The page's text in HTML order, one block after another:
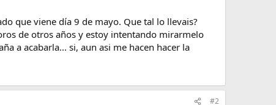
que viene día 9 de mayo. Que tal lo llevais?
de otros años y estoy intentando mirarmelo
a acabarla... si, aun asi me hacen hacer la
#2